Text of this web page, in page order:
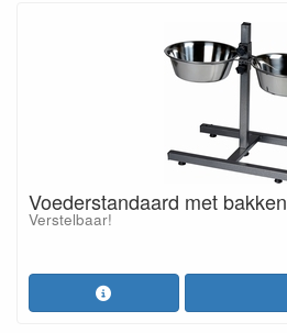
Voederstandaard met bakken
Verstelbaar!